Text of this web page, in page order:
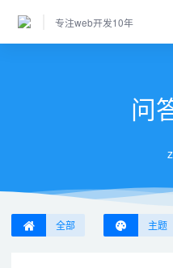
专注web开发10年
问
全部 主题